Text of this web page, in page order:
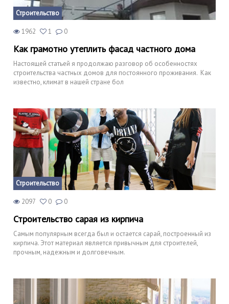
Строительство
1962 1 0
Как грамотно утеплить фасад частного дома
Настоящей статьей я продолжаю разговор об особенностях
строительства частных домов для постоянного проживания. Как
известно, климат в нашей стране бол
Строительство
2097 0 0
Строительство сарая из кирпича
Самым популярным всегда был и остается сарай, построенный из
кирпича. Этот материал является привычным для строителей,
прочным, надежным и долговечным.